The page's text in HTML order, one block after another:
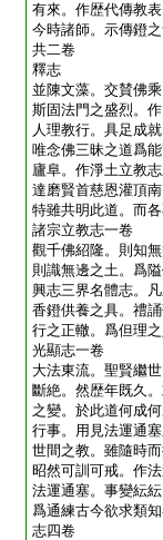
有來。作歴代傳教
今時諸師。示傳鐙
共二卷
釋志
並陳文藻。交賛佛
斯固法門之盛烈。
人理教行。具足成
唯念佛三昧之道爲
廬阜。作淨土立教
達磨賢首慈恩灌頂
特雖共明此道。而
諸宗立教志一卷
觀千佛紹隆。則知
則識無邊之土。爲
興志三界名體志。
香鐙供養之具。禮
行之正轍。爲但理
光顯志一卷
大法東流。聖賢繼
斷絶。然歴年既久
之變。於此道何成
行事。用見法運通
世間之教。雖隨時
昭然可訓可戒。作
法運通塞。事變紜
爲通練古今欲求類
志四卷